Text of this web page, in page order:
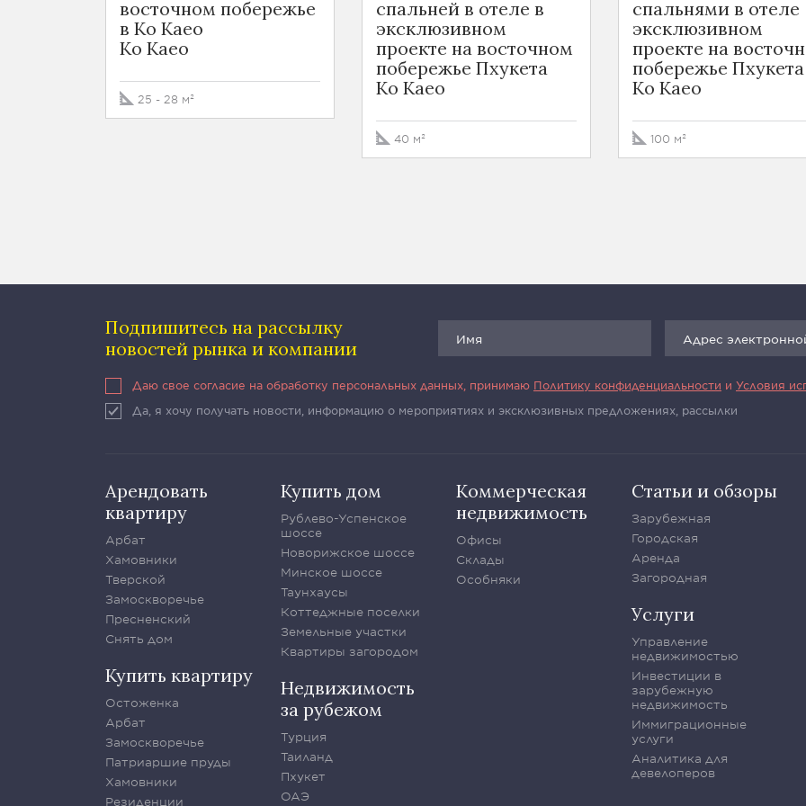
восточном побережье
в Ко Каео
Ko Kaeo
25 - 28 м²
спальней в отеле в
эксклюзивном
проекте на восточном
побережье Пхукета
Ko Kaeo
40 м²
спальнями в отеле
эксклюзивном
проекте на
побережье Пхукета
Ko Kaeo
100 м²
Подпишитесь на рассылку
новостей рынка и компании
Даю свое согласие на обработку персональных данных, принимаю Политику конфиденциальности и Условия
Да, я хочу получать новости, информацию о мероприятиях и эксклюзивных предложениях, рассылки
Арендовать
квартиру
Арбат
Хамовники
Тверской
Замоскворечье
Пресненский
Снять дом
Купить квартиру
Остоженка
Арбат
Замоскворечье
Патриаршие пруды
Хамовники
Резиденции
Купить дом
Рублево-Успенское
шоссе
Новорижское шоссе
Минское шоссе
Таунхаусы
Коттеджные поселки
Земельные участки
Квартиры загородом
Недвижимость
за рубежом
Турция
Таиланд
Пхукет
ОАЭ
Коммерческая
недвижимость
Офисы
Склады
Особняки
Статьи и обзоры
Зарубежная
Городская
Аренда
Загородная
Услуги
Управление
недвижимостью
Инвестиции в
зарубежную
недвижимость
Иммиграционные
услуги
Аналитика для
девелоперов